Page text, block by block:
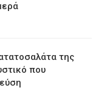
της
που